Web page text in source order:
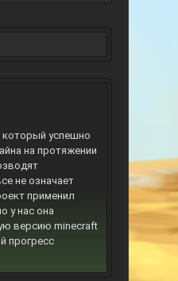
успешно
на протяжении
не означает
применил
у нас она
версию minecraft
прогресс